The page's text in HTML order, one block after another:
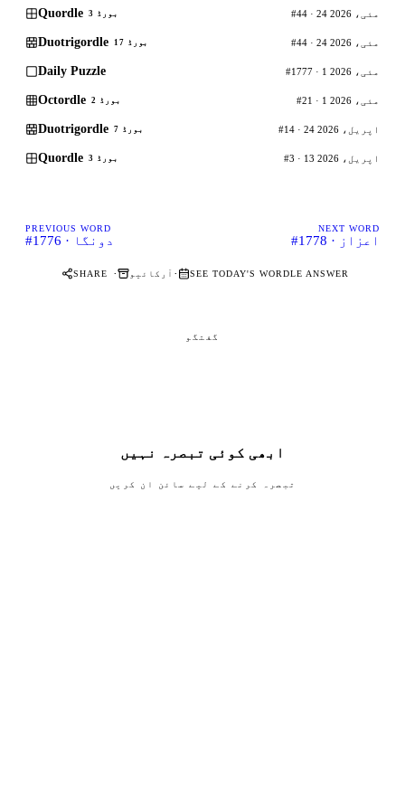
Quordle بورڈ 3 #44 · 24 مئی، 2026
Duotrigordle بورڈ 17 #44 · 24 مئی، 2026
Daily Puzzle #1777 · 1 مئی، 2026
Octordle بورڈ 2 #21 · 1 مئی، 2026
Duotrigordle بورڈ 7 #14 · 24 اپریل، 2026
Quordle بورڈ 3 #3 · 13 اپریل، 2026
PREVIOUS WORD
#1776 · دونگا
NEXT WORD
#1778 · اعزاز
SHARE · آرکائیو · SEE TODAY'S WORDLE ANSWER
گفتگو
ابھی کوئی تبصرہ نہیں
تبصرہ کرنے کے لیے سائن ان کریں